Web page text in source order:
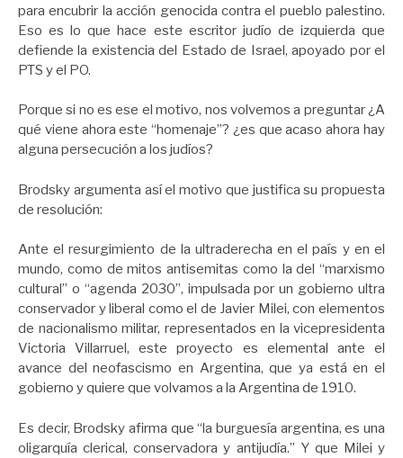
para encubrir la acción genocida contra el pueblo palestino.
Eso es lo que hace este escritor judío de izquierda que
defiende la existencia del Estado de Israel, apoyado por el
PTS y el PO.
Porque si no es ese el motivo, nos volvemos a preguntar ¿A
qué viene ahora este “homenaje”? ¿es que acaso ahora hay
alguna persecución a los judíos?
Brodsky argumenta así el motivo que justifica su propuesta
de resolución:
Ante el resurgimiento de la ultraderecha en el país y en el
mundo, como de mitos antisemitas como la del “marxismo
cultural” o “agenda 2030”, impulsada por un gobierno ultra
conservador y liberal como el de Javier Milei, con elementos
de nacionalismo militar, representados en la vicepresidenta
Victoria Villarruel, este proyecto es elemental ante el
avance del neofascismo en Argentina, que ya está en el
gobierno y quiere que volvamos a la Argentina de 1910.
Es decir, Brodsky afirma que “la burguesía argentina, es una
oligarquía clerical, conservadora y antijudía.” Y que Milei y